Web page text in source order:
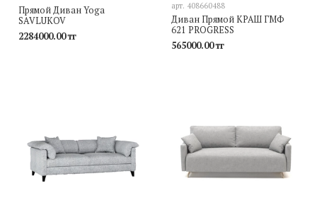
Прямой Диван Yoga
SAVLUKOV
2284000.00 тг
арт. 408660488
Диван Прямой КРАШ ГМФ
621 PROGRESS
565000.00 тг